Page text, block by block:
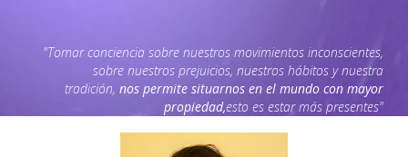
"Tomar conciencia sobre nuestros movimientos inconscientes,
sobre nuestros prejuicios, nuestros hábitos y nuestra
tradición,nos permite situarnos en el mundo con mayor
propiedad,esto es estar más presentes"